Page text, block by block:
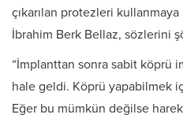
çıkarılan protezleri
İbrahim Berk Bellaz, sözlerini
“İmplanttan sonra sabit köprü
hale geldi. Köprü yapabilmek
Eğer bu mümkün değilse